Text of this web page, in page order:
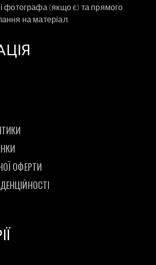
фотографа (якщо є) та прямого
на матеріал.
ОФЕРТИ